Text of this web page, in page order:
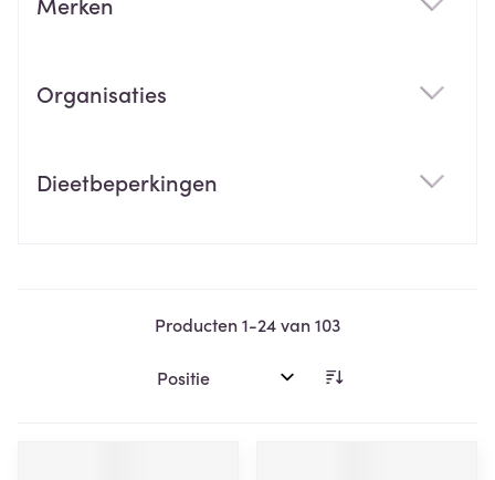
Organisaties
Dieetbeperkingen
Producten1-24van103
Sorteer op: